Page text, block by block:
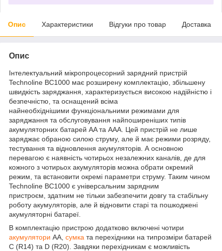
Опис Характеристики Відгуки про товар Доставка
Опис
Інтелектуальний мікропроцесорний зарядний пристрій
Technoline BC1000 має розширену комплектацію, збільшену
швидкість заряджання, характеризується високою надійністю і
безпечністю, та оснащений всіма
найнеобхіднішими функціональними режимами для
заряджання та обслуговування найпоширеніших типів
акумуляторних батарей AA та ААА. Цей пристрій не лише
заряджає обраною силою струму, але й має режими розряду,
тестування та відновлення акумуляторів. А основною
перевагою є наявність чотирьох незалежних каналів, де для
кожного з чотирьох акумуляторів можна обрати окремий
режим, та встановити окремі параметри струму. Таким чином
Technoline BC1000 є універсальним зарядним
пристроєм, здатним не тільки забезпечити довгу та стабільну
роботу акумуляторів, але й відновити старі та пошкоджені
акумуляторні батареї.
В комплектацію пристрою додатково включені чотири
акумулятори АА, сумка та перехідники на типрозміри батарей
C (R14) та D (R20). Завдяки перехідникам є можливість